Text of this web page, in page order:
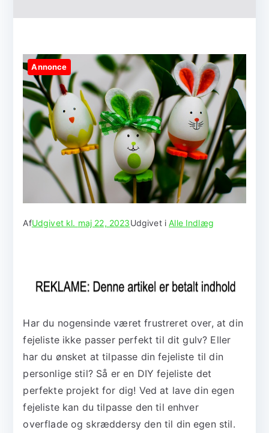
Annonce
AfUdgivet kl. maj 22, 2023Udgivet iAlle Indlæg
Har du nogensinde været frustreret over, at din
fejeliste ikke passer perfekt til dit gulv? Eller
har du ønsket at tilpasse din fejeliste til din
personlige stil? Så er en DIY fejeliste det
perfekte projekt for dig! Ved at lave din egen
fejeliste kan du tilpasse den til enhver
overflade og skræddersy den til din egen stil.